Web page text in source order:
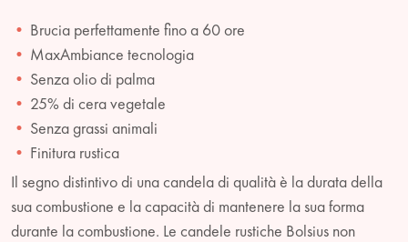
Brucia perfettamente fino a 60 ore
MaxAmbiance tecnologia
Senza olio di palma
25% di cera vegetale
Senza grassi animali
Finitura rustica
Il segno distintivo di una candela di qualità è la durata della
sua combustione e la capacità di mantenere la sua forma
durante la combustione. Le candele rustiche Bolsius non